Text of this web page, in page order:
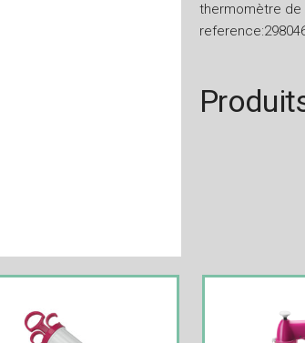
thermomètre de